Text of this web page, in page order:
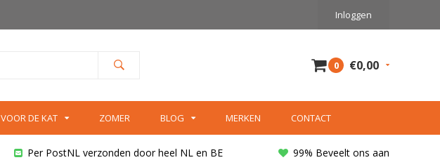
Inloggen
0 €0,00
VOOR DE KAT ZOMER BLOG MERKEN CONTACT
Per PostNL verzonden door heel NL en BE 99% Beveelt ons aan